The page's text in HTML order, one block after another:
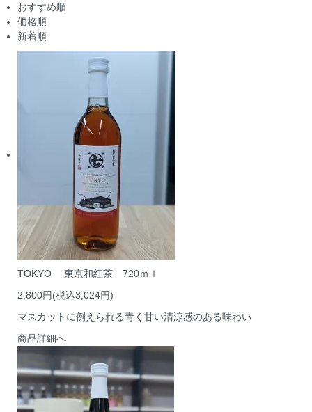
おすすめ順
価格順
新着順
TOKYO 東京和紅茶 720ｍｌ
2,800円(税込3,024円)
マスカットに例えられる青く甘い清涼感のある味わい
商品詳細へ